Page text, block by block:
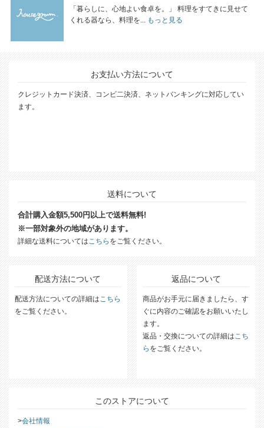
「暮らしに、心地よい食卓を。」 料理をすてきに見せて
くれる器なら、料理を...もっと見る
お支払い方法について
クレジットカード決済、コンビ二決済、ネットバンキングに対応してい
ます。
送料について
合計購入金額5,500円以上で送料無料!
※一部対象外の地域があります。
詳細な送料については こちら をご覧ください。
配送方法について
配送方法についての詳細は こちら
をご覧ください。
返品について
商品がお手元に届きましたら、す
ぐに内容のご確認をお願いいたし
ます。
返品・交換についての詳細は こち
ら をご覧ください。
このストアについて
会社情報